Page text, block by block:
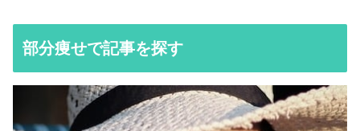
部分痩せで記事を探す